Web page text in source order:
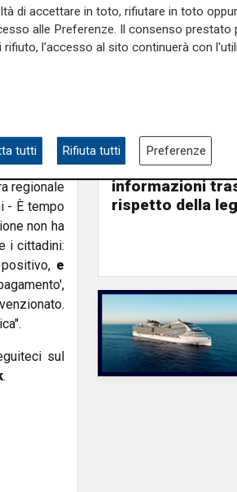
la
la
molto
sistema
con
pubblica
che
regionale
- È tempo
non ha
i cittadini:
e
sul
.
Nuova diga,
cittadini meritano
informazioni
rispetto della
di accettare in toto, rifiutare in toto
alle Preferenze. Il consenso prestato
l'accesso al sito continuerà con
tutti Rifiuta tutti Preferenze